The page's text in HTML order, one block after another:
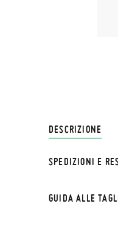
DESCRIZIONE
SPEDIZIONI E
GUIDA ALLE